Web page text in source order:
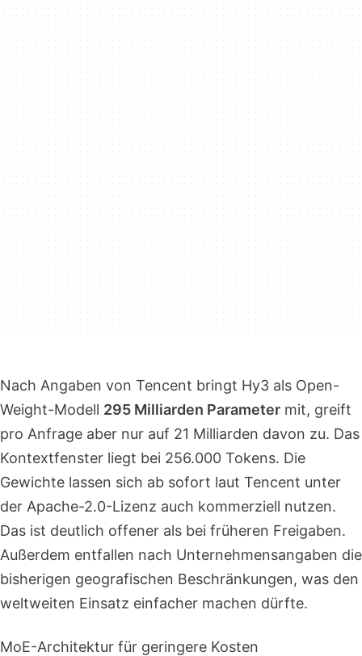
Nach Angaben von Tencent bringt Hy3 als Open-
Weight-Modell 295 Milliarden Parameter mit, greift
pro Anfrage aber nur auf 21 Milliarden davon zu. Das
Kontextfenster liegt bei 256.000 Tokens. Die
Gewichte lassen sich ab sofort laut Tencent unter
der Apache-2.0-Lizenz auch kommerziell nutzen.
Das ist deutlich offener als bei früheren Freigaben.
Außerdem entfallen nach Unternehmensangaben die
bisherigen geografischen Beschränkungen, was den
weltweiten Einsatz einfacher machen dürfte.
MoE-Architektur für geringere Kosten